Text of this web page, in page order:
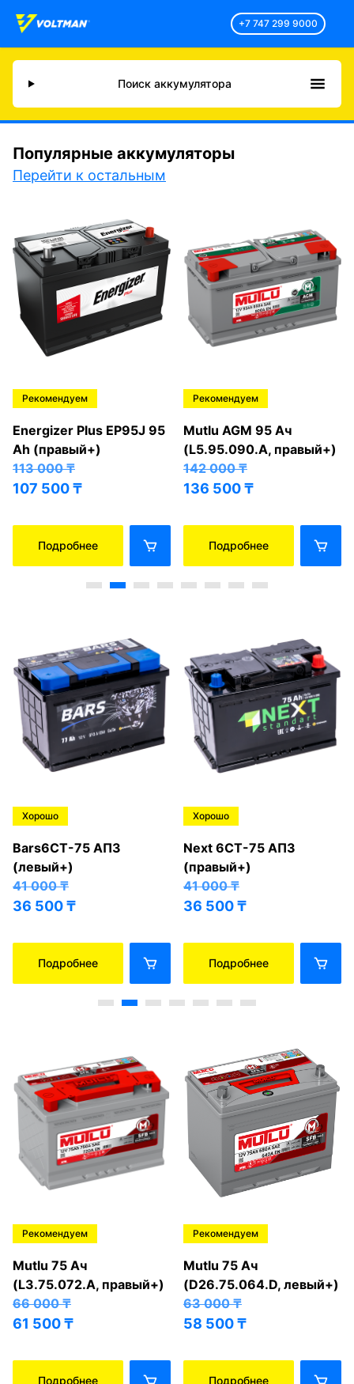
+7 747 299 9000
Поиск аккумулятора
Популярные аккумуляторы
Перейти к остальным
Рекомендуем
Energizer Plus EP95J 95
Ah (правый+)
113 000₸
107 500₸
Подробнее
Рекомендуем
Mutlu AGM 95 Ач
(L5.95.090.A, правый+)
142 000₸
136 500₸
Подробнее
Хорошо
Bars6СТ-75 АПЗ
(левый+)
41 000₸
36 500₸
Подробнее
Хорошо
Next 6СТ-75 АПЗ
(правый+)
41 000₸
36 500₸
Подробнее
Рекомендуем
Mutlu 75 Ач
(L3.75.072.A, правый+)
66 000₸
61 500₸
Подробнее
Рекомендуем
Mutlu 75 Ач
(D26.75.064.D, левый+)
63 000₸
58 500₸
Подробнее